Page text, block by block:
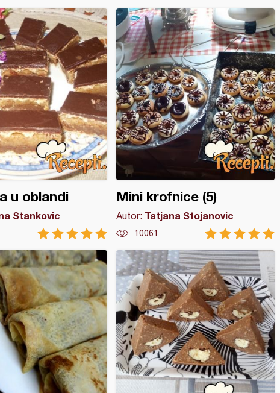
u oblandi
Stankovic
Mini krofnice (5)
Autor: Tatjana Stojanovic
10061